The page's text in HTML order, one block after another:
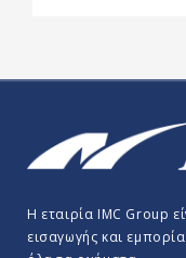
Η εταιρία IMC Group
εισαγωγής και